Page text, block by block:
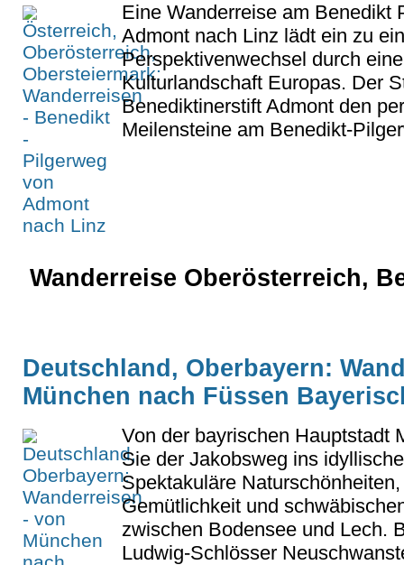
Eine Wanderreise am Benedikt
Admont nach Linz lädt ein zu
Perspektivenwechsel durch
Kulturlandschaft Europas. Der
Benediktinerstift Admont den
Meilensteine am Benedikt-
Wanderreise Oberösterreich,
Deutschland, Oberbayern:
München nach Füssen
Von der bayrischen Hauptstadt
Sie der Jakobsweg ins
Spektakuläre
Gemütlichkeit und
zwischen Bodensee und Lech.
Ludwig-Schlösser